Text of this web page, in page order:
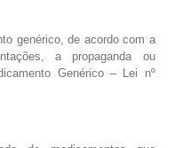
genérico, de acordo com a
a propaganda ou
Genérico – Lei nº